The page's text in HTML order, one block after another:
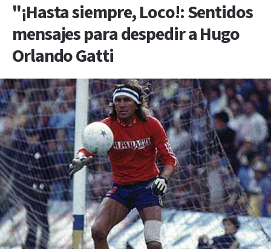
"¡Hasta siempre, Loco!: Sentidos
mensajes para despedir a Hugo
Orlando Gatti